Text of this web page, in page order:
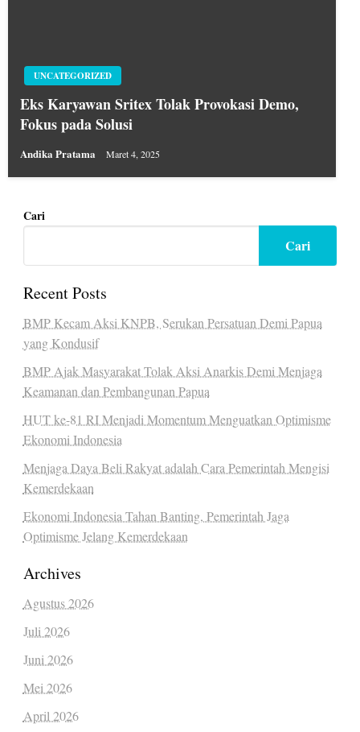
UNCATEGORIZED
Eks Karyawan Sritex Tolak Provokasi Demo,
Fokus pada Solusi
Andika Pratama Maret 4, 2025
Cari
Cari
Recent Posts
BMP Kecam Aksi KNPB, Serukan Persatuan Demi Papua
yang Kondusif
BMP Ajak Masyarakat Tolak Aksi Anarkis Demi Menjaga
Keamanan dan Pembangunan Papua
HUT ke-81 RI Menjadi Momentum Menguatkan Optimisme
Ekonomi Indonesia
Menjaga Daya Beli Rakyat adalah Cara Pemerintah Mengisi
Kemerdekaan
Ekonomi Indonesia Tahan Banting, Pemerintah Jaga
Optimisme Jelang Kemerdekaan
Archives
Agustus 2026
Juli 2026
Juni 2026
Mei 2026
April 2026